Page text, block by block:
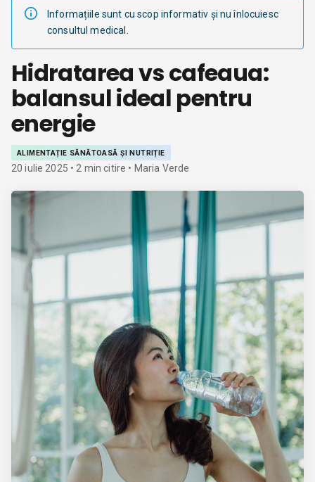
Informațiile sunt cu scop informativ și nu înlocuiesc
consultul medical.
Hidratarea vs cafeaua:
balansul ideal pentru
energie
ALIMENTAȚIE SĂNĂTOASĂ ȘI NUTRIȚIE
20 iulie 2025 • 2 min citire • Maria Verde